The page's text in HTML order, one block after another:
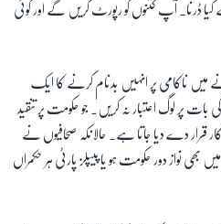
ڈرنا۔ آپ کتنوں کو رپورٹ کریں گے اور کوئی
ناکامی پر انہیں بدنام کرنے کا ایک
بات پر لوگ اعتبار نہ کریں۔ جو حکومت پر تنقید
قرار دے دیا جاتا ہے۔ حالانکہ صحافیوں نے
نواز دور حکومت ہو یا پیپلز پارٹی ہر حکمراں